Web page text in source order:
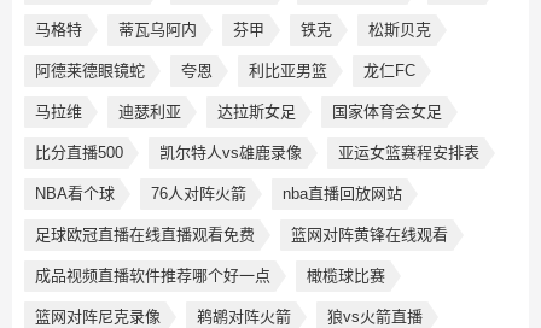
马格特 蒂瓦乌阿内 芬甲 铁克 松斯贝克
阿德莱德眼镜蛇 夸恩 利比亚男篮 龙仁FC
马拉维 迪瑟利亚 达拉斯女足 国家体育会女足
比分直播500 凯尔特人vs雄鹿录像 亚运女篮赛程安排表
NBA看个球 76人对阵火箭 nba直播回放网站
足球欧冠直播在线直播观看免费 篮网对阵黄锋在线观看
成品视频直播软件推荐哪个好一点 橄榄球比赛
篮网对阵尼克录像 鹈鹕对阵火箭 狼vs火箭直播